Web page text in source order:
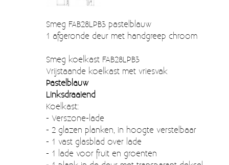
Smeg 50s klein elektro
Afvalemmers
Emaille
Moccamaster (De beste kop koffie sinds 1968)
Vintage
EINDE REEKSEN
Smeg FAB28LPB3 pastelblauw
1 afgeronde deur met handgreep chroom
Smeg koelkast FAB28LPB3
Vrijstaande koelkast met vriesvak
Pastelblauw
Linksdraaiend
Koelkast:
- Verszone-lade
- 2 glazen planken, in hoogte verstelbaar
- 1 vast glasblad over lade
- 1 lade voor fruit en groenten